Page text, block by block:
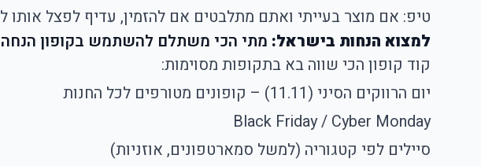
טיפ: אם מוצר בעייתי ואתם מתלבטים אם להזמין, עדיף לפצל
למצוא הנחות בישראל: מתי הכי משתלם להשתמש בקופון
קוד קופון הכי שווה בא בתקופות מסוימות:
יום הרווקים הסיני (11.11) – קופונים מטורפים לכל החנות
Black Friday / Cyber Monday
סיילים לפי קטגוריה (למשל סמארטפונים, אוזניות)